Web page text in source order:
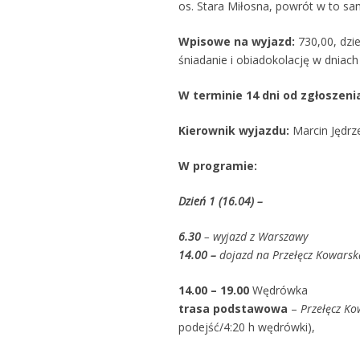
os. Stara Miłosna, powrót w to
Wpisowe na wyjazd: 730,00,
śniadanie i obiadokolację w
W terminie 14 dni od
Kierownik wyjazdu: Marcin
W programie:
Dzień 1 (16.04) –
6.30 – wyjazd z Warszawy
14.00 – dojazdna Przełęcz
14.00 – 19.00 Wędrówka
trasa podstawowa – Przełęcz
podejść/4:20 h wędrówki),